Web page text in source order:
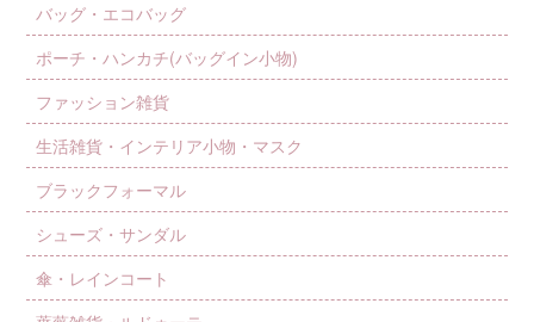
バッグ・エコバッグ
ポーチ・ハンカチ(バッグイン小物)
ファッション雑貨
生活雑貨・インテリア小物・マスク
ブラックフォーマル
シューズ・サンダル
傘・レインコート